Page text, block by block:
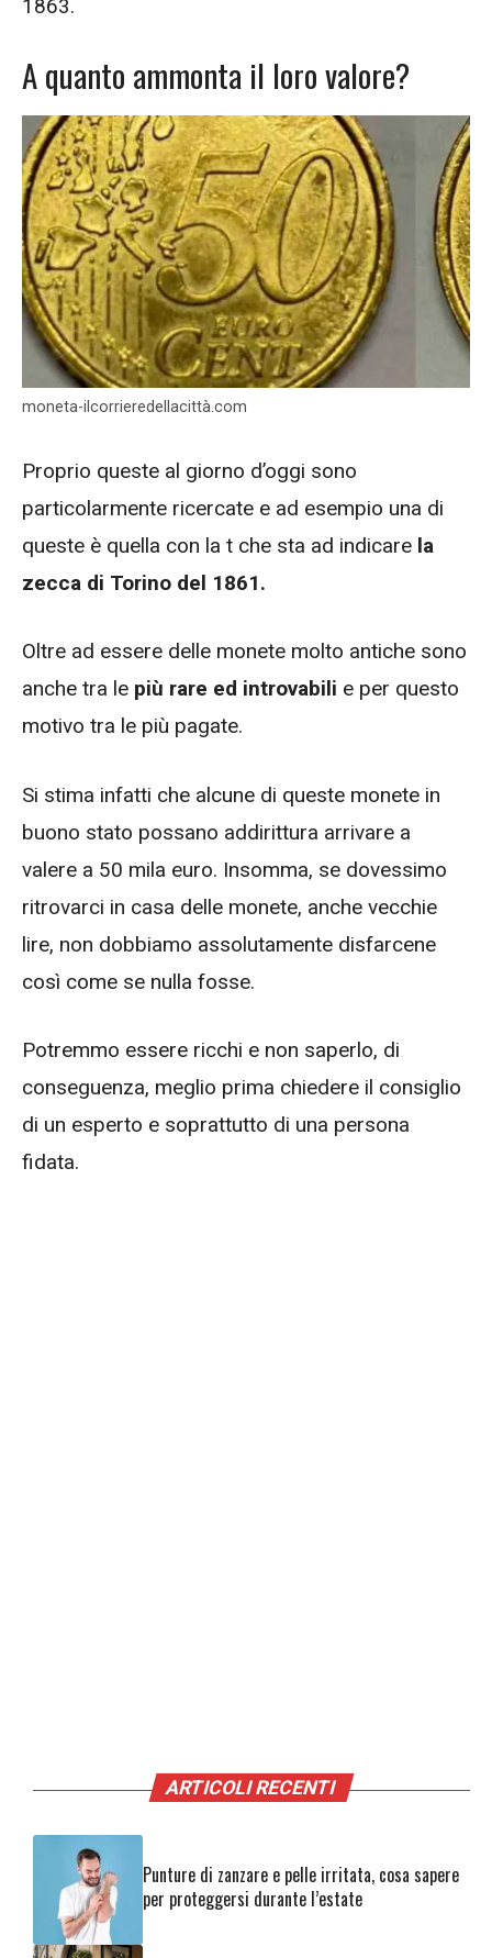
1863.
A quanto ammonta il loro valore?
moneta-ilcorrieredellacittà.com
Proprio queste al giorno d’oggi sono
particolarmente ricercate e ad esempio una di
queste è quella con la t che sta ad indicare la
zecca di Torino del 1861.
Oltre ad essere delle monete molto antiche sono
anche tra le più rare ed introvabili e per questo
motivo tra le più pagate.
Si stima infatti che alcune di queste monete in
buono stato possano addirittura arrivare a
valere a 50 mila euro. Insomma, se dovessimo
ritrovarci in casa delle monete, anche vecchie
lire, non dobbiamo assolutamente disfarcene
così come se nulla fosse.
Potremmo essere ricchi e non saperlo, di
conseguenza, meglio prima chiedere il consiglio
di un esperto e soprattutto di una persona
fidata.
ARTICOLI RECENTI
Punture di zanzare e pelle irritata, cosa sapere
per proteggersi durante l’estate